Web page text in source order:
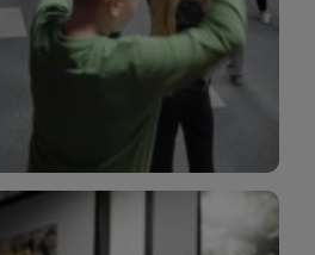
Dla Dzieci
z myślą o najmłodszych